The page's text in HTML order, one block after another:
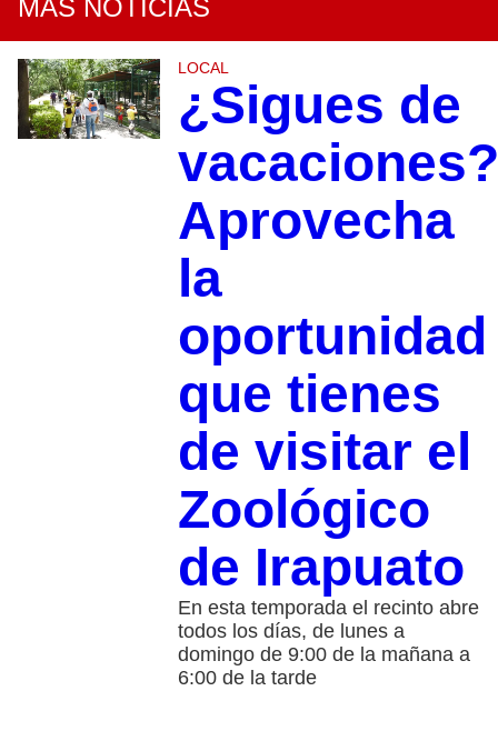
MÁS NOTICIAS
LOCAL
¿Sigues de
vacaciones?
Aprovecha
la
oportunidad
que tienes
de visitar el
Zoológico
de Irapuato
En esta temporada el recinto abre
todos los días, de lunes a
domingo de 9:00 de la mañana a
6:00 de la tarde